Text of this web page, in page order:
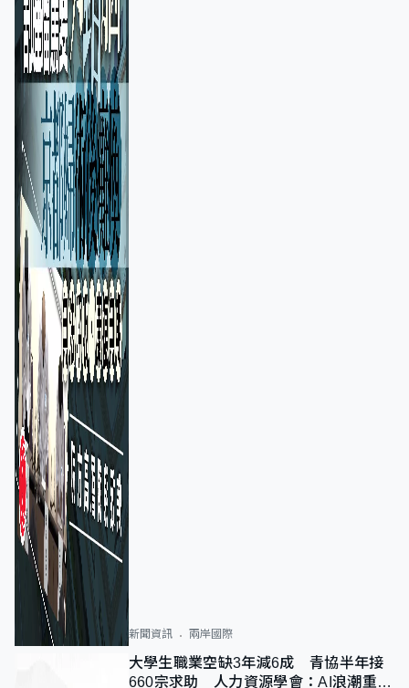
新聞資訊 兩岸國際
大學生職業空缺3年減6成 青協半年接
660宗求助 人力資源學會：AI浪潮重整